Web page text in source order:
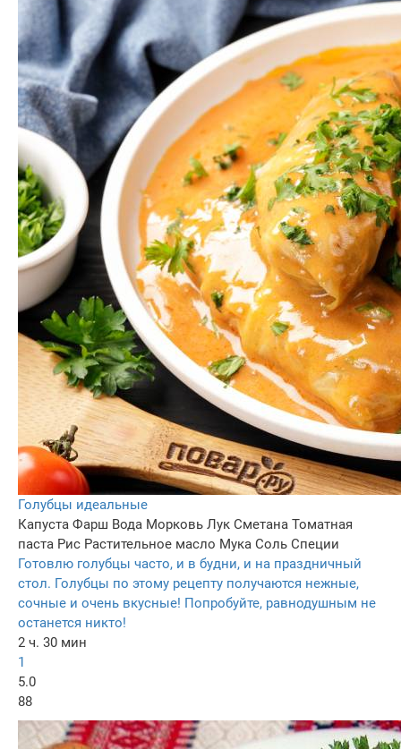
Голубцы идеальные
Капуста Фарш Вода Морковь Лук Сметана Томатная
паста Рис Растительное масло Мука Соль Специи
Готовлю голубцы часто, и в будни, и на праздничный
стол. Голубцы по этому рецепту получаются нежные,
сочные и очень вкусные! Попробуйте, равнодушным не
останется никто!
2 ч. 30 мин
1
5.0
88